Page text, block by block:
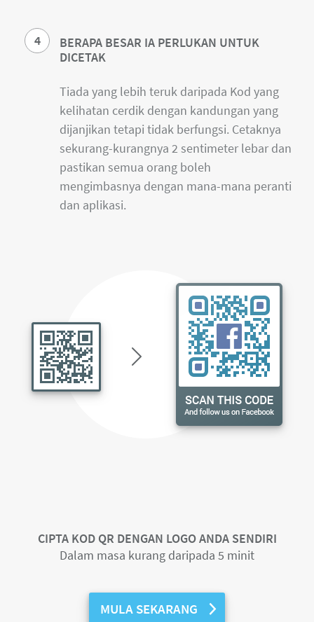
4
BERAPA BESAR IA PERLUKAN UNTUK
DICETAK
Tiada yang lebih teruk daripada Kod yang
kelihatan cerdik dengan kandungan yang
dijanjikan tetapi tidak berfungsi. Cetaknya
sekurang-kurangnya 2 sentimeter lebar dan
pastikan semua orang boleh
mengimbasnya dengan mana-mana peranti
dan aplikasi.
CIPTA KOD QR DENGAN LOGO ANDA SENDIRI
Dalam masa kurang daripada 5 minit
MULA SEKARANG